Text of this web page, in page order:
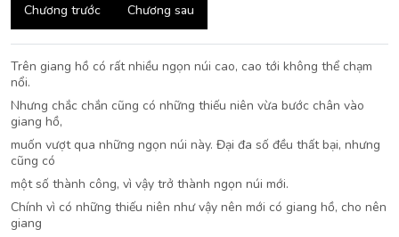
Chương trước Chương sau
Trên giang hồ có rất nhiều ngọn núi cao, cao tới không thể chạm
nổi.
Nhưng chắc chắn cũng có những thiếu niên vừa bước chân vào
giang hồ,
muốn vượt qua những ngọn núi này. Đại đa số đều thất bại, nhưng
cũng có
một số thành công, vì vậy trở thành ngọn núi mới.
Chính vì có những thiếu niên như vậy nên mới có giang hồ, cho nên
giang